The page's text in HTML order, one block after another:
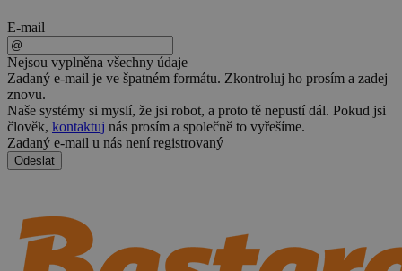
E-mail
Nejsou vyplněna všechny údaje
Zadaný e-mail je ve špatném formátu. Zkontroluj ho prosím a zadej
znovu.
Naše systémy si myslí, že jsi robot, a proto tě nepustí dál. Pokud jsi
člověk, kontaktuj nás prosím a společně to vyřešíme.
Zadaný e-mail u nás není registrovaný
Odeslat